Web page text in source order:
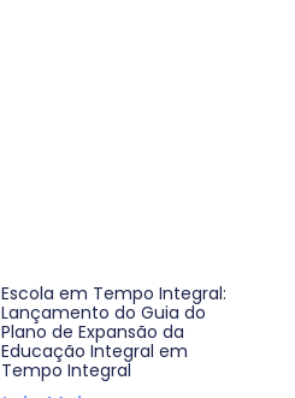
Escola em Tempo Integral:
Lançamento do Guia do
Plano de Expansão da
Educação Integral em
Tempo Integral